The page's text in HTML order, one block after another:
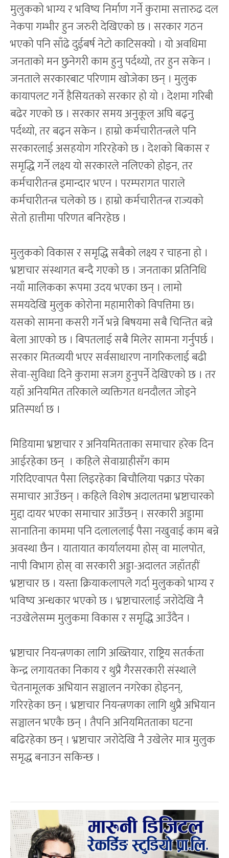
मुलुकको भाग्य र भविष्य निर्माण गर्ने कुरामा सत्तारुढ दल
नेकपा गम्भीर हुन जरुरी देखिएको छ । सरकार गठन
भएको पनि साँढे दुईबर्ष नेटो काटिसक्यो । यो अवधिमा
जनताको मन छुनेगरी काम हुनु पर्दथ्यो, तर हुन सकेन ।
जनताले सरकारबाट परिणाम खोजेका छन् । मुलुक
कायापलट गर्ने हैसियतको सरकार हो यो । देशमा गरिबी
बढेर गएको छ । सरकार समय अनुकूल अघि बढ्नु
पर्दथ्यो, तर बढ्न सकेन । हाम्रो कर्मचारीतन्त्रले पनि
सरकारलाई असहयोग गरिरहेको छ । देशको बिकास र
समृद्धि गर्ने लक्ष्य यो सरकारले नलिएको होइन, तर
कर्मचारीतन्त्र इमान्दार भएन । परम्परागत पाराले
कर्मचारीतन्त्र चलेको छ । हाम्रो कर्मचारीतन्त्र राज्यको
सेतो हात्तीमा परिणत बनिरहेछ ।
मुलुकको विकास र समृद्धि सबैको लक्ष्य र चाहना हो ।
भ्रष्टाचार संस्थागत बन्दै गएको छ । जनताका प्रतिनिधि
नयाँ मालिकका रूपमा उदय भएका छन् । लामो
समयदेखि मुलुक कोरोना महामारीको विपत्तिमा छ।
यसको सामना कसरी गर्ने भन्ने बिषयमा सबै चिन्तित बन्ने
बेला आएको छ । बिपतलाई सबै मिलेर सामना गर्नुपर्छ ।
सरकार मितव्ययी भएर सर्वसाधारण नागरिकलाई बढी
सेवा-सुविधा दिने कुरामा सजग हुनुपर्ने देखिएको छ । तर
यहाँ अनियमित तरिकाले व्यक्तिगत धनदौलत जोड्ने
प्रतिस्पर्धा छ ।
मिडियामा भ्रष्टाचार र अनियमितताका समाचार हरेक दिन
आईरहेका छन् । कहिले सेवाग्राहीसँग काम
गरिदिएवापत पैसा लिइरहेका बिचौलिया पक्राउ परेका
समाचार आउँछन् । कहिले विशेष अदालतमा भ्रष्टाचारको
मुद्दा दायर भएका समाचार आउँछन् । सरकारी अड्डामा
सानातिना काममा पनि दलाललाई पैसा नखुवाई काम बन्ने
अवस्था छैन । यातायात कार्यालयमा होस् वा मालपोत,
नापी विभाग होस् वा सरकारी अड्डा-अदालत जहाँतहीं
भ्रष्टाचार छ । यस्ता क्रियाकलापले गर्दा मुलुकको भाग्य र
भविष्य अन्धकार भएको छ । भ्रष्टाचारलाई जरोदेखि नै
नउखेलेसम्म मुलुकमा विकास र समृद्धि आउँदैन ।
भ्रष्टाचार नियन्त्रणका लागि अख्तियार, राष्ट्रिय सतर्कता
केन्द्र लगायतका निकाय र थुप्रै गैरसरकारी संस्थाले
चेतनामूलक अभियान सञ्चालन नगरेका होइनन्,
गरिरहेका छन् । भ्रष्टाचार नियन्त्रणका लागि थुप्रै अभियान
सञ्चालन भएकै छन् । तैपनि अनियमितताका घटना
बढिरहेका छन् । भ्रष्टाचार जरोदेखि नै उखेलेर मात्र मुलुक
समृद्ध बनाउन सकिन्छ ।